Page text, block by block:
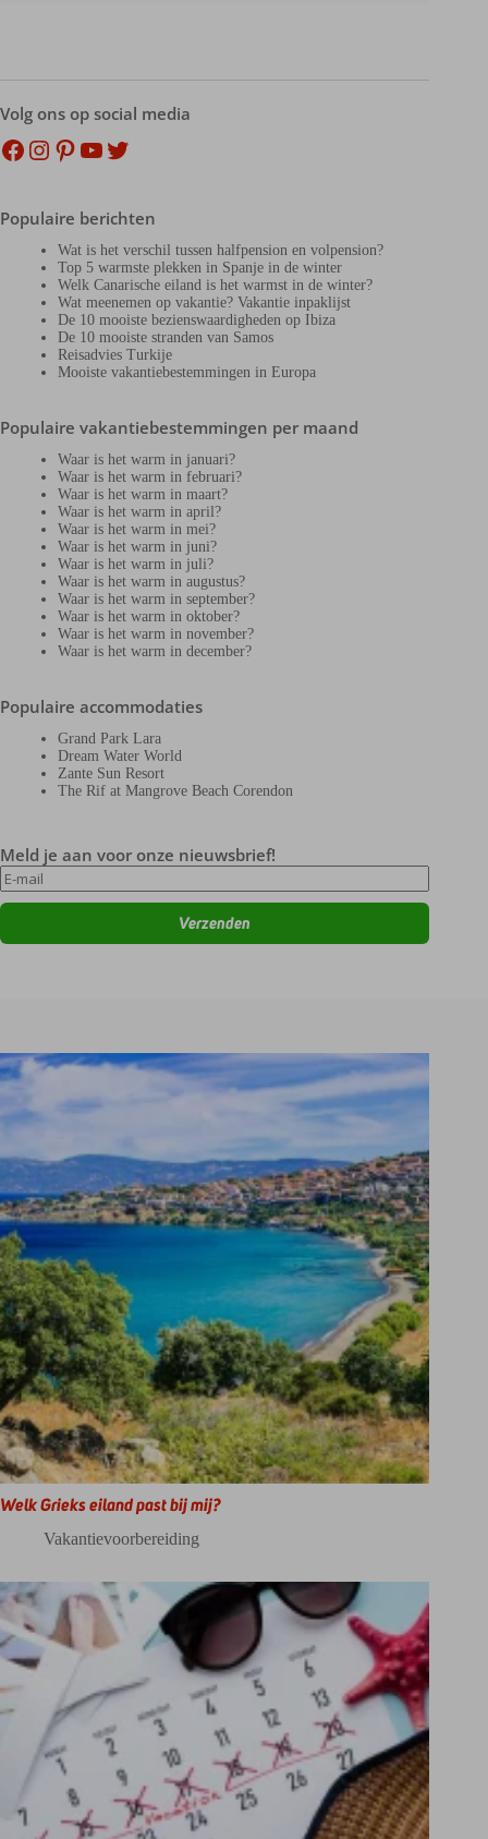
Volg ons op social media
Facebook
Instagram
Pinterest
YouTube
Twitter
Populaire berichten
Wat is het verschil tussen halfpension en volpension?
Top 5 warmste plekken in Spanje in de winter
Welk Canarische eiland is het warmst in de winter?
Wat meenemen op vakantie? Vakantie inpaklijst
De 10 mooiste bezienswaardigheden op Ibiza
De 10 mooiste stranden van Samos
Reisadvies Turkije
Mooiste vakantiebestemmingen in Europa
Populaire vakantiebestemmingen per maand
Waar is het warm in januari?
Waar is het warm in februari?
Waar is het warm in maart?
Waar is het warm in april?
Waar is het warm in mei?
Waar is het warm in juni?
Waar is het warm in juli?
Waar is het warm in augustus?
Waar is het warm in september?
Waar is het warm in oktober?
Waar is het warm in november?
Waar is het warm in december?
Populaire accommodaties
Grand Park Lara
Dream Water World
Zante Sun Resort
The Rif at Mangrove Beach Corendon
Meld je aan voor onze nieuwsbrief!
Welk Grieks eiland past bij mij?
Vakantievoorbereiding